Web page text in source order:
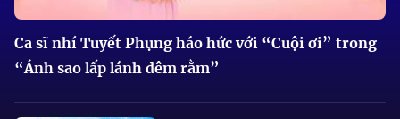
Ca sĩ nhí Tuyết Phụng háo hức với “Cuội ơi” trong
“Ánh sao lấp lánh đêm rằm”